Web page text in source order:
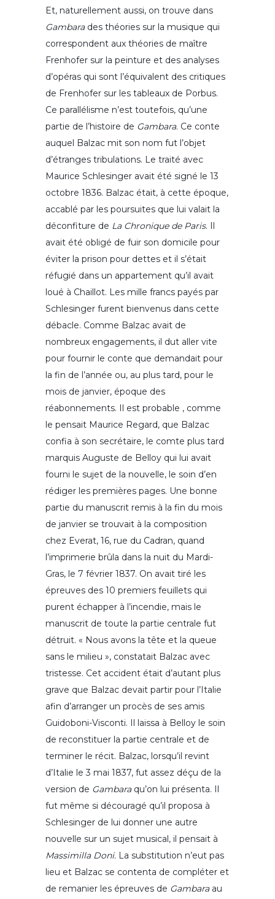
Et, naturellement aussi, on trouve dans
Gambarades théories sur la musique qui
correspondent aux théories de maître
Frenhofer sur la peinture et des analyses
d’opéras qui sont l’équivalent des critiques
de Frenhofer sur les tableaux de Porbus.
Ce parallélisme n’est toutefois, qu’une
partie de l’histoire de Gambara. Ce conte
auquel Balzac mit son nom fut l’objet
d’étranges tribulations. Le traité avec
Maurice Schlesinger avait été signé le 13
octobre 1836. Balzac était, à cette époque,
accablé par les poursuites que lui valait la
déconfiture de La Chronique de Paris. Il
avait été obligé de fuir son domicile pour
éviter la prison pour dettes et il s’était
réfugié dans un appartement qu’il avait
loué à Chaillot. Les mille francs payés par
Schlesinger furent bienvenus dans cette
débacle. Comme Balzac avait de
nombreux engagements, il dut aller vite
pour fournir le conte que demandait pour
la fin de l’année ou, au plus tard, pour le
mois de janvier, époque des
réabonnements. Il est probable , comme
le pensait Maurice Regard, que Balzac
confia à son secrétaire, le comte plus tard
marquis Auguste de Belloy qui lui avait
fourni le sujet de la nouvelle, le soin d’en
rédiger les premières pages. Une bonne
partie du manuscrit remis à la fin du mois
de janvier se trouvait à la composition
chez Everat, 16, rue du Cadran, quand
l’imprimerie brûla dans la nuit du Mardi-
Gras, le 7 février 1837. On avait tiré les
épreuves des 10 premiers feuillets qui
purent échapper à l’incendie, mais le
manuscrit de toute la partie centrale fut
détruit. « Nous avons la tête et la queue
sans le milieu », constatait Balzac avec
tristesse. Cet accident était d’autant plus
grave que Balzac devait partir pour l’Italie
afin d’arranger un procès de ses amis
Guidoboni-Visconti. Il laissa à Belloy le soin
de reconstituer la partie centrale et de
terminer le récit. Balzac, lorsqu’il revint
d’Italie le 3 mai 1837, fut assez déçu de la
version de Gambaraqu’on lui présenta. Il
fut même si découragé qu’il proposa à
Schlesinger de lui donner une autre
nouvelle sur un sujet musical, il pensait à
Massimilla Doni. La substitution n’eut pas
lieu et Balzac se contenta de compléter et
de remanier les épreuves de Gambaraau